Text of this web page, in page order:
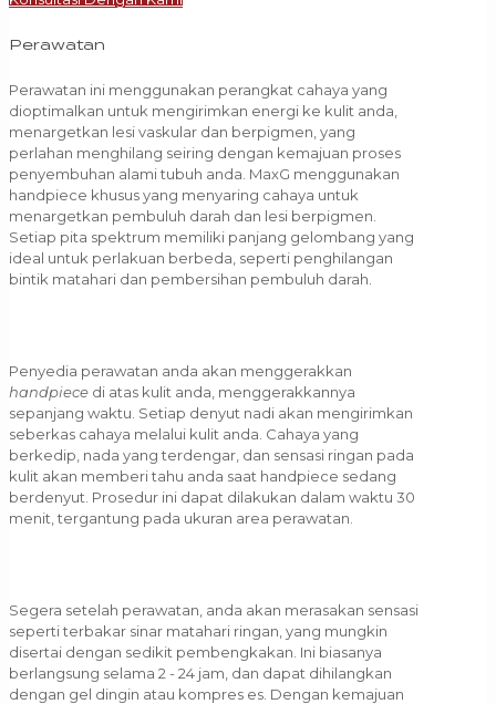
Perawatan
Perawatan ini menggunakan perangkat cahaya yang
dioptimalkan untuk mengirimkan energi ke kulit anda,
menargetkan lesi vaskular dan berpigmen, yang
perlahan menghilang seiring dengan kemajuan proses
penyembuhan alami tubuh anda. MaxG menggunakan
handpiece khusus yang menyaring cahaya untuk
menargetkan pembuluh darah dan lesi berpigmen.
Setiap pita spektrum memiliki panjang gelombang yang
ideal untuk perlakuan berbeda, seperti penghilangan
bintik matahari dan pembersihan pembuluh darah.
Penyedia perawatan anda akan menggerakkan
handpiece di atas kulit anda, menggerakkannya
sepanjang waktu. Setiap denyut nadi akan mengirimkan
seberkas cahaya melalui kulit anda. Cahaya yang
berkedip, nada yang terdengar, dan sensasi ringan pada
kulit akan memberi tahu anda saat handpiece sedang
berdenyut. Prosedur ini dapat dilakukan dalam waktu 30
menit, tergantung pada ukuran area perawatan.
Segera setelah perawatan, anda akan merasakan sensasi
seperti terbakar sinar matahari ringan, yang mungkin
disertai dengan sedikit pembengkakan. Ini biasanya
berlangsung selama 2 - 24 jam, dan dapat dihilangkan
dengan gel dingin atau kompres es. Dengan kemajuan